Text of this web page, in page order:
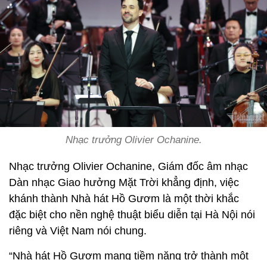
Nhạc trưởng Olivier Ochanine.
Nhạc trưởng Olivier Ochanine, Giám đốc âm nhạc
Dàn nhạc Giao hưởng Mặt Trời khẳng định, việc
khánh thành Nhà hát Hồ Gươm là một thời khắc
đặc biệt cho nền nghệ thuật biểu diễn tại Hà Nội nói
riêng và Việt Nam nói chung.
“Nhà hát Hồ Gươm mang tiềm năng trở thành một